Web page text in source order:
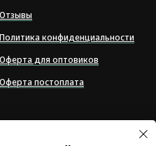
Отзывы
Политика конфиденциальности
Оферта для оптовиков
Оферта постоплата